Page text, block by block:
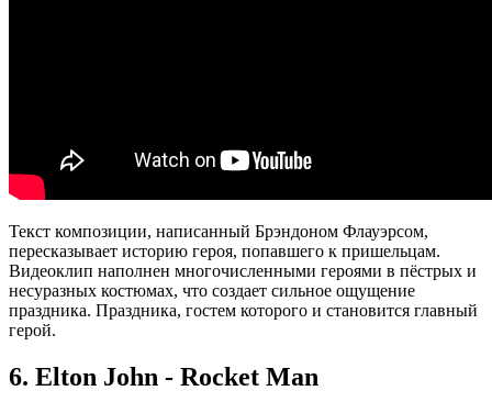
Текст композиции, написанный Брэндоном Флауэрсом,
пересказывает историю героя, попавшего к пришельцам.
Видеоклип наполнен многочисленными героями в пёстрых и
несуразных костюмах, что создает сильное ощущение
праздника. Праздника, гостем которого и становится главный
герой.
6. Elton John - Rocket Man